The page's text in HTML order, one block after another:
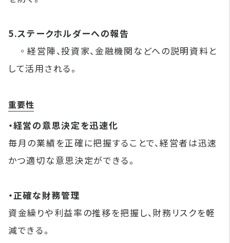
5.ステークホルダーへの報告
◦経営陣、投資家、金融機関などへの説明資料と
して活用される。
重要性
・経営の意思決定を迅速化
毎月の業績を正確に把握することで、経営者は迅速
かつ適切な意思決定ができる。
・正確な財務管理
資金繰りや利益率の推移を把握し、財務リスクを軽
減できる。